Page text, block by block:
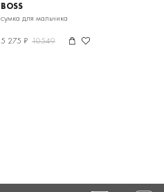
BOSS
сумка для мальчика
5 275 ₽ 10549